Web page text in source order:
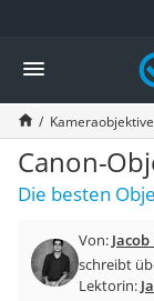
Die beliebtesten
Elektronik
Powerstation
Monitor 32 Zoll 4K
Fernseher
Drucker
Desktop-PC
Diascanner
Laser-
Kameraobjektive
Canon-
Die besten
Von:
schreibt
Lektorin: